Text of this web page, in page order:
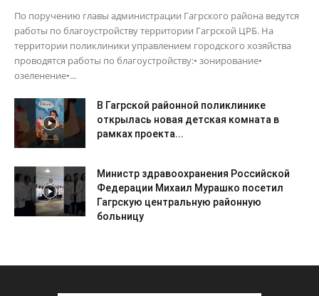
По поручению главы администрации Гагрского района ведутся
работы по благоустройству территории Гагрской ЦРБ. На
территории поликлиники управлением городского хозяйства
проводятся работы по благоустройству:• зонирование•
озеленение•...
В Гагрской районной поликлинике
открылась новая детская комната в
рамках проекта...
Министр здравоохранения Российской
Федерации Михаил Мурашко посетил
Гагрскую центральную районную
больницу